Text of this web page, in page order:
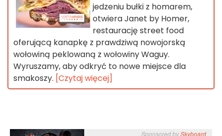
jedzeniu bułki z homarem,
otwiera Janet by Homer,
restaurację street food
oferującą kanapkę z prawdziwą nowojorską
wołowiną peklowaną z wołowiny Waguy.
Wyruszamy, aby odkryć to nowe miejsce dla
smakoszy. [Czytaj więcej]